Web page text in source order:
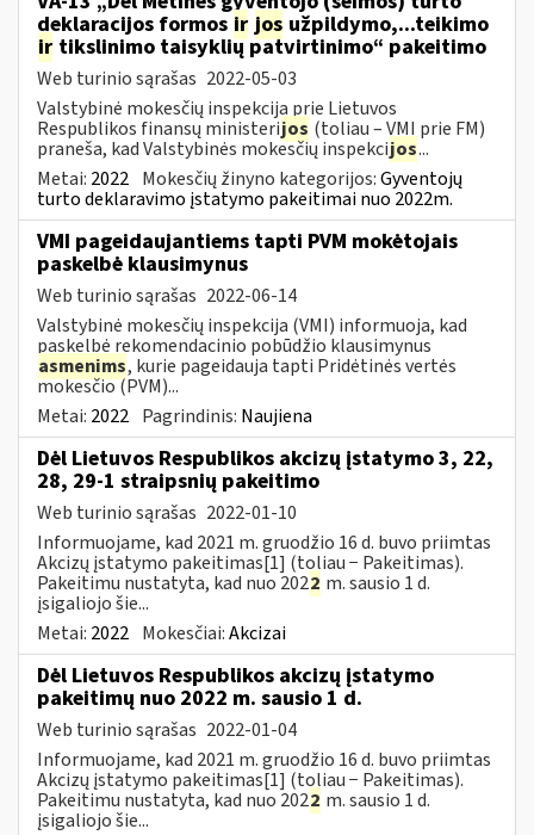
deklaracijos formos ir jos užpildymo,...teikimo
ir tikslinimo taisyklių patvirtinimo“ pakeitimo
Web turinio sąrašas 2022-05-03
Valstybinė mokesčių inspekcija prie Lietuvos
Respublikos finansų ministerijos (toliau – VMI prie FM)
praneša, kad Valstybinės mokesčių inspekcijos...
Metai: 2022 Mokesčių žinyno kategorijos:Gyventojų
turto deklaravimo įstatymo pakeitimai nuo 2022m.
VMI pageidaujantiems tapti PVM mokėtojais
paskelbė klausimynus
Web turinio sąrašas 2022-06-14
Valstybinė mokesčių inspekcija (VMI) informuoja, kad
paskelbė rekomendacinio pobūdžio klausimynus
asmenims, kurie pageidauja tapti Pridėtinės vertės
mokesčio (PVM)...
Metai: 2022 Pagrindinis: Naujiena
Dėl Lietuvos Respublikos akcizų įstatymo 3, 22,
28, 29-1 straipsnių pakeitimo
Web turinio sąrašas 2022-01-10
Informuojame, kad 2021 m. gruodžio 16 d. buvo priimtas
Akcizų įstatymo pakeitimas[1] (toliau − Pakeitimas).
Pakeitimu nustatyta, kad nuo 2022 m. sausio 1 d.
įsigaliojo šie...
Metai: 2022 Mokesčiai:Akcizai
Dėl Lietuvos Respublikos akcizų įstatymo
pakeitimų nuo 2022 m. sausio 1 d.
Web turinio sąrašas 2022-01-04
Informuojame, kad 2021 m. gruodžio 16 d. buvo priimtas
Akcizų įstatymo pakeitimas[1] (toliau − Pakeitimas).
Pakeitimu nustatyta, kad nuo 2022 m. sausio 1 d.
įsigaliojo šie...